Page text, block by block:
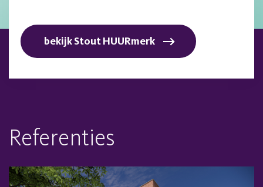
bekijk Stout HUURmerk
Referenties